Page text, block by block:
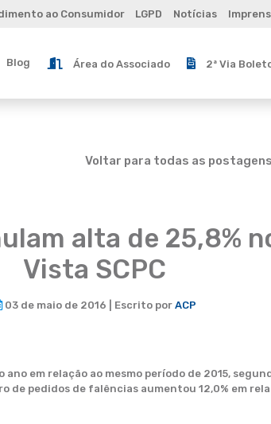
ao Consumidor LGPD Notícias
Blog Área do Associado 2ª Via
Voltar para todas as postagens
alta de 25,8%
Vista SCPC
03 de maio de 2016 | Escrito por ACP
em relação ao mesmo período de 2015,
de pedidos de falências aumentou 12,0% em